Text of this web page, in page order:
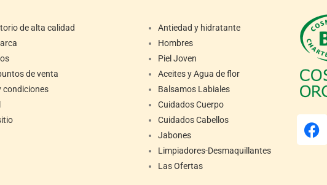
de alta calidad
de venta
condiciones
Antiedad y hidratante
Hombres
Piel Joven
Aceites y Agua de flor
Balsamos Labiales
Cuidados Cuerpo
Cuidados Cabellos
Jabones
Limpiadores-Desmaquillantes
Las Ofertas